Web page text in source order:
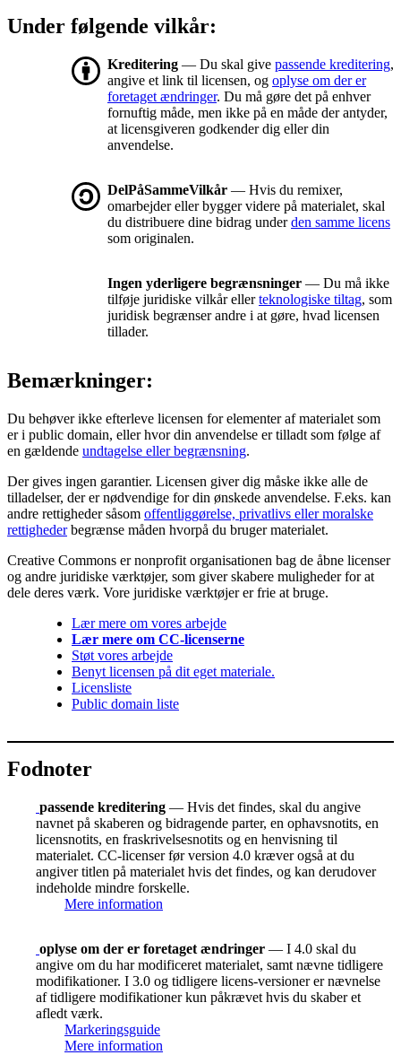
Under følgende vilkår:
Kreditering — Du skal give passende kreditering,
angive et link til licensen, og oplyse om der er
foretaget ændringer. Du må gøre det på enhver
fornuftig måde, men ikke på en måde der antyder,
at licensgiveren godkender dig eller din
anvendelse.
DelPåSammeVilkår — Hvis du remixer,
omarbejder eller bygger videre på materialet, skal
du distribuere dine bidrag underden samme licens
som originalen.
Ingen yderligere begrænsninger — Du må ikke
tilføje juridiske vilkår ellerteknologiske tiltag, som
juridisk begrænser andre i at gøre, hvad licensen
tillader.
Bemærkninger:
Du behøver ikke efterleve licensen for elementer af materialet som
er i public domain, eller hvor din anvendelse er tilladt som følge af
en gældende undtagelse eller begrænsning.
Der gives ingen garantier. Licensen giver dig måske ikke alle de
tilladelser, der er nødvendige for din ønskede anvendelse. F.eks. kan
andre rettigheder såsom offentliggørelse, privatlivs eller moralske
rettighederbegrænse måden hvorpå du bruger materialet.
Creative Commons er nonprofit organisationen bag de åbne licenser
og andre juridiske værktøjer, som giver skabere muligheder for at
dele deres værk. Vore juridiske værktøjer er frie at bruge.
Lær mere om vores arbejde
Lær mere om CC-licenserne
Støt vores arbejde
Benyt licensen på dit eget materiale.
Licensliste
Public domain liste
Fodnoter
passende kreditering — Hvis det findes, skal du angive
navnet på skaberen og bidragende parter, en ophavsnotits, en
licensnotits, en fraskrivelsesnotits og en henvisning til
materialet. CC-licenser før version 4.0 kræver også at du
angiver titlen på materialet hvis det findes, og kan derudover
indeholde mindre forskelle.
Mere information
oplyse om der er foretaget ændringer — I 4.0 skal du
angive om du har modificeret materialet, samt nævne tidligere
modifikationer. I 3.0 og tidligere licens-versioner er nævnelse
af tidligere modifikationer kun påkrævet hvis du skaber et
afledt værk.
Markeringsguide
Mere information